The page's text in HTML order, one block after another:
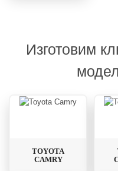
Изготовим
TOYOTA
CAMRY